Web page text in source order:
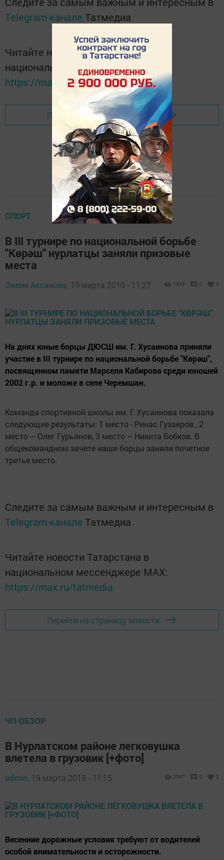
Telegram-канале Татмедиа
Читайте новости Татарстана в
национальном мессенджере MАХ:
https://max.ru/tatmedia
Перейти на страницу новости
СПОРТ
В III турнире по национальной борьбе
"Көрәш" нурлатцы заняли призовые
места
Зилия Аксанова, 19 марта 2019 - 11:27 1398 0 0
На днях юные борцы ДЮСШ им. Г. Хусаинова приняли
участие в III турнире по национальной борьбе "Көрәш",
посвященном памяти Марселя Кабирова среди юношей
2002 г.р. и моложе в селе Черемшан.
Команда спортивной школы им. Г. Хусаинова показала
следующие результаты: 1 место - Ринас Гузаеров , 2
место – Олег Гурьянов, 3 место – Никита Бобков. В
общекомандном зачете наши борцы заняли почетное
третье место.
Следите за самым важным и интересным в
Telegram-канале Татмедиа
Читайте новости Татарстана в
национальном мессенджере MАХ:
https://max.ru/tatmedia
Перейти на страницу новости
ЧП-ОБЗОР
В Нурлатском районе легковушка
влетела в грузовик [+фото]
admin, 19 марта 2019 - 11:15 2367 0 2
Весенние дорожные условия требуют от водителей
особой внимательности и осторожности.